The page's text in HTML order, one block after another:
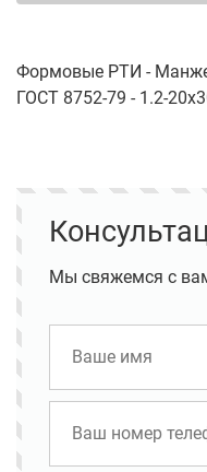
Формовые РТИ -
ГОСТ 8752-79 - 1.2-
Мы свяжемся с